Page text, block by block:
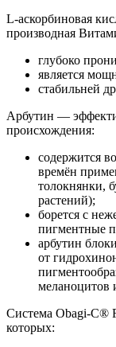
L-аскорбиновая
производная
глубоко
является
стабильней
Арбутин —
происхождения:
содержится
времён
толокнянки,
растений);
борется с
пигментные
арбутин
от
меланоцитов
Cистема Obagi-C®
которых: